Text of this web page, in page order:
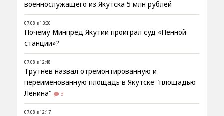
военнослужащего из Якутска 5 млн рублей
07.08 в 13:30
Почему Минпред Якутии проиграл суд «Пенной
станции»?
07.08 в 12:48
Трутнев назвал отремонтированную и
переименованную площадь в Якутске "площадью
Ленина"
3
07.08 в 12:17